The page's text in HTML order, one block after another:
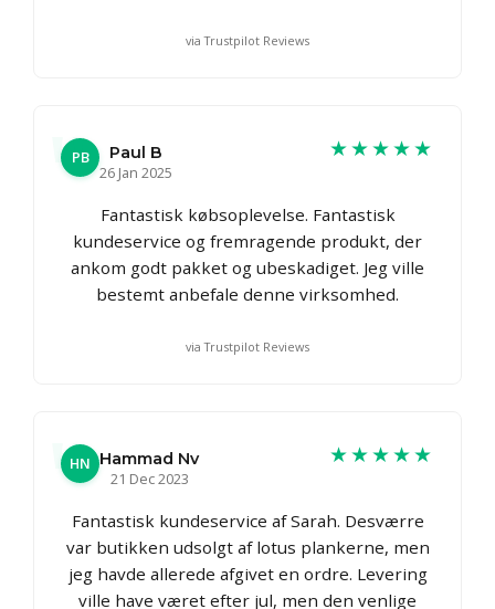
via Trustpilot Reviews
PB
Paul B
26 Jan 2025
★★★★★
Fantastisk købsoplevelse. Fantastisk
kundeservice og fremragende produkt, der
ankom godt pakket og ubeskadiget. Jeg ville
bestemt anbefale denne virksomhed.
via Trustpilot Reviews
HN Hammad Nv
21 Dec 2023
★★★★★
Fantastisk kundeservice af Sarah. Desværre
var butikken udsolgt af lotus plankerne, men
jeg havde allerede afgivet en ordre. Levering
ville have været efter jul, men den venlige